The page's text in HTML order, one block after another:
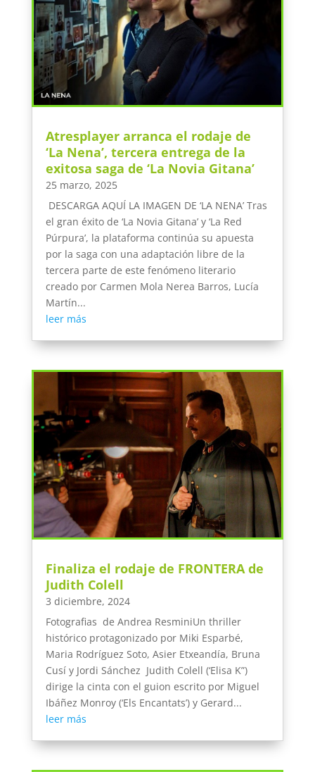
Atresplayer arranca el rodaje de
‘La Nena’, tercera entrega de la
exitosa saga de ‘La Novia Gitana’
25 marzo, 2025
DESCARGA AQUÍ LA IMAGEN DE ‘LA NENA’ Tras
el gran éxito de ‘La Novia Gitana’ y ‘La Red
Púrpura’, la plataforma continúa su apuesta
por la saga con una adaptación libre de la
tercera parte de este fenómeno literario
creado por Carmen Mola Nerea Barros, Lucía
Martín...
leer más
Finaliza el rodaje de FRONTERA de
Judith Colell
3 diciembre, 2024
Fotografias de Andrea ResminiUn thriller
histórico protagonizado por Miki Esparbé,
Maria Rodríguez Soto, Asier Etxeandía, Bruna
Cusí y Jordi Sánchez Judith Colell (‘Elisa K”)
dirige la cinta con el guion escrito por Miguel
Ibáñez Monroy (‘Els Encantats’) y Gerard...
leer más